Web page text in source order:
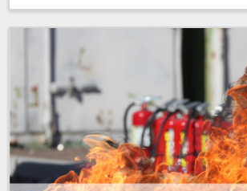
Keine freien Plätze